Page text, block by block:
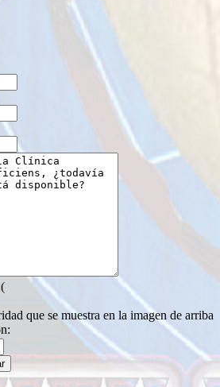
que se muestra en la imagen de arriba